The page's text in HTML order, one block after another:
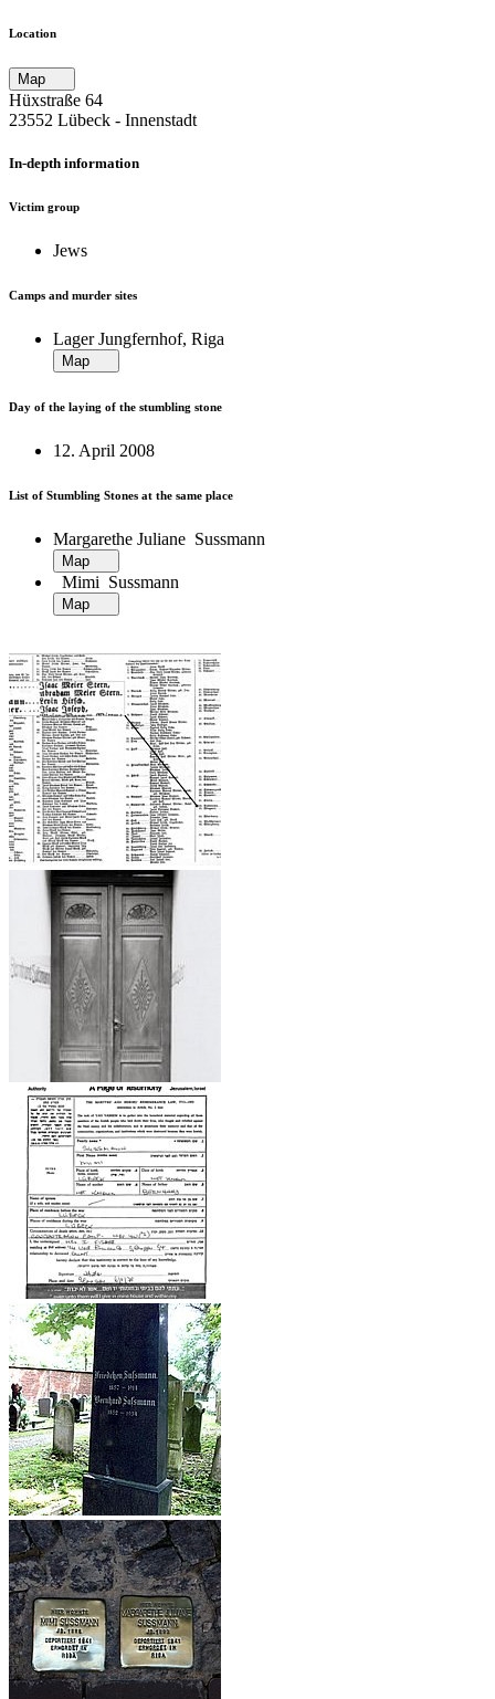
Location
Hüxstraße 64
23552 Lübeck ‐ Innenstadt
In-depth information
Victim group
Jews
Camps and murder sites
Lager Jungfernhof, Riga
Day of the laying of the stumbling stone
12. April 2008
List of Stumbling Stones at the same place
Margarethe Juliane Sussmann
Mimi Sussmann